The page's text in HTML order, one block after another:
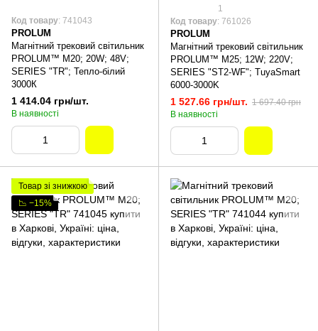
Код товару: 741043
PROLUM
Магнітний трековий світильник
PROLUM™ M20; 20W; 48V;
SERIES "TR"; Тепло-білий
3000К
1 414.04 грн/шт.
В наявності
1
Код товару: 761026
PROLUM
Магнітний трековий світильник
PROLUM™ M25; 12W; 220V;
SERIES "ST2-WF"; TuyaSmart
6000-3000K
1 527.66 грн/шт. 1 697.40 грн
В наявності
Товар зі знижкою
📉 −15%